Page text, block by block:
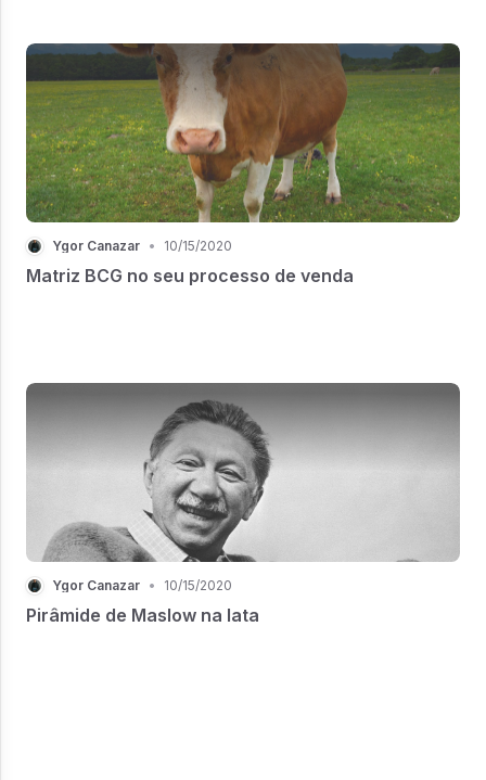
Ygor Canazar • 10/15/2020
Matriz BCG no seu processo de venda
Ygor Canazar • 10/15/2020
Pirâmide de Maslow na lata